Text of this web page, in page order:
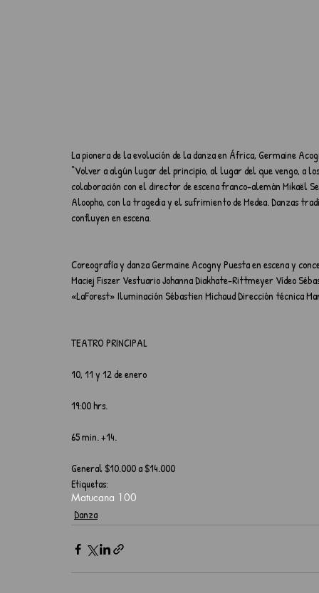
La pionera de la evolución de la danza en África, Germaine
“Volver a algún lugar del principio, al lugar del que vengo, a
colaboración con el director de escena franco-alemán Mikaël
Aloopho, con la tragedia y el sufrimiento de Medea. Danzas
confluyen en escena.
Coreografía y danza Germaine Acogny Puesta en escena y
Maciej Fiszer Vestuario Johanna Diakhate-Rittmeyer Vídeo
«LaForest» Iluminación Sébastien Michaud Dirección técnica
TEATRO PRINCIPAL
10, 11 y 12 de enero
19:00 hrs.
65 min. +14.
General $10.000 a $14.000
Etiquetas:
Matucana 100
Danza